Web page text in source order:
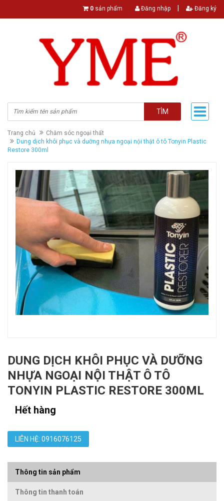
0 sản phẩm Đăng nhập Đăng ký
TÌM
Trang chủ
Chăm sóc ngoại thất
Dung dịch khôi phục và dưỡng nhựa ngoại nội thật ô tô Tonyin Plastic
Restore 300ml
DUNG DỊCH KHÔI PHỤC VÀ DƯỠNG
NHỰA NGOẠI NỘI THẬT Ô TÔ
TONYIN PLASTIC RESTORE 300ML
Hết hàng
LIÊN HỆ: 0916076125
Thông tin sản phẩm
Thông tin thanh toán